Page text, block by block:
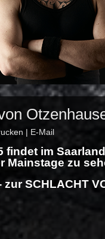
| E-Mail
findet im
Mainstage zu
SCHLACHT